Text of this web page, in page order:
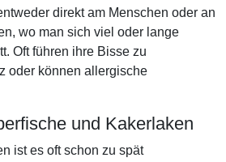
direkt am Menschen oder an
wo man sich viel oder lange
Oft führen ihre Bisse zu
oder können allergische
und Kakerlaken
ist es oft schon zu spät